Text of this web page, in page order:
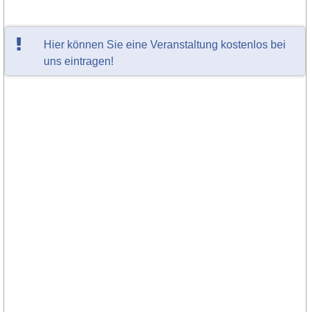
Hier können Sie eine Veranstaltung kostenlos bei
uns eintragen!